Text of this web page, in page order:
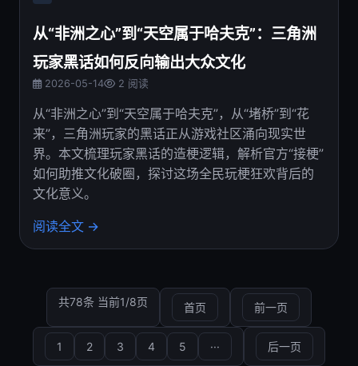
从“非洲之心”到“天空属于哈夫克”：三角洲
玩家黑话如何反向输出大众文化
2026-05-14 2 阅读
从“非洲之心”到“天空属于哈夫克”，从“堵桥”到“花
来”，三角洲玩家的黑话正从游戏社区涌向现实世
界。本文梳理玩家黑话的造梗逻辑，解析官方“接梗”
如何助推文化破圈，探讨这场全民玩梗狂欢背后的
文化意义。
阅读全文 →
共78条 当前1/8页 首页 前一页
1 2 3 4 5 ··· 后一页